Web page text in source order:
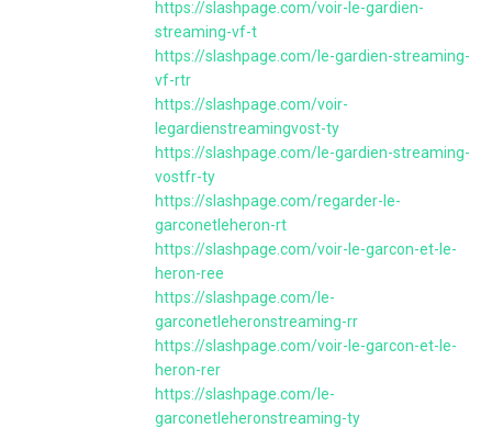
https://slashpage.com/voir-le-gardien-
streaming-vf-t
https://slashpage.com/le-gardien-streaming-
vf-rtr
https://slashpage.com/voir-
legardienstreamingvost-ty
https://slashpage.com/le-gardien-streaming-
vostfr-ty
https://slashpage.com/regarder-le-
garconetleheron-rt
https://slashpage.com/voir-le-garcon-et-le-
heron-ree
https://slashpage.com/le-
garconetleheronstreaming-rr
https://slashpage.com/voir-le-garcon-et-le-
heron-rer
https://slashpage.com/le-
garconetleheronstreaming-ty